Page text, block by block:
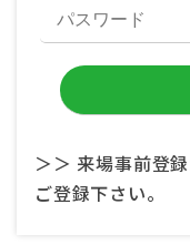
＞＞ 来場事前登
ご登録下さい。